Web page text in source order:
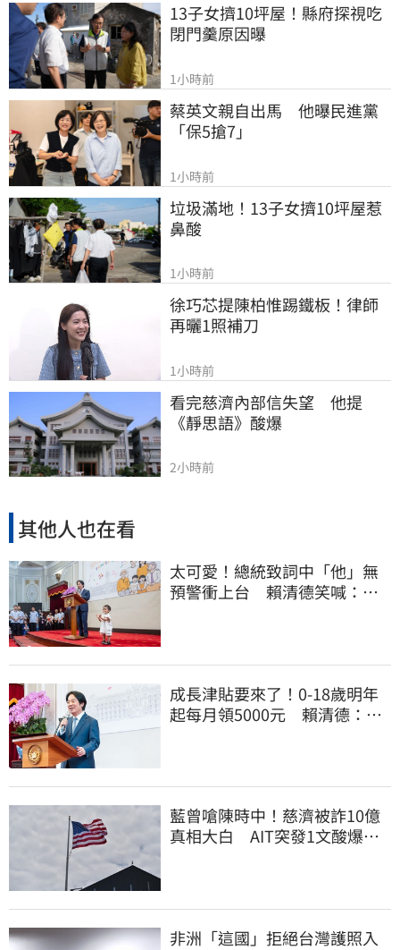
13子女擠10坪屋！縣府探視吃
閉門羹原因曝
1小時前
蔡英文親自出馬　他曝民進黨
「保5搶7」
1小時前
垃圾滿地！13子女擠10坪屋惹
鼻酸
1小時前
徐巧芯提陳柏惟踢鐵板！律師
再曬1照補刀
1小時前
看完慈濟內部信失望　他提
《靜思語》酸爆
2小時前
其他人也在看
太可愛！總統致詞中「他」無
預警衝上台 賴清德笑喊：卸
成長津貼要來了！0-18歲明年
起每月領5000元 賴清德：此
藍曾嗆陳時中！慈濟被詐10億
真相大白 AIT突發1文酸爆…
非洲「這國」拒絕台灣護照入